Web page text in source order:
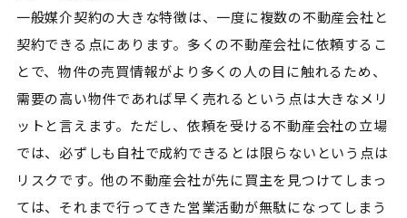
一般媒介契約の大きな特徴は、一度に複数の不動産会社と
契約できる点にあります。多くの不動産会社に依頼するこ
とで、物件の売買情報がより多くの人の目に触れるため、
需要の高い物件であれば早く売れるという点は大きなメリ
ットと言えます。ただし、依頼を受ける不動産会社の立場
では、必ずしも自社で成約できるとは限らないという点は
リスクです。他の不動産会社が先に買主を見つけてしまっ
ては、それまで行ってきた営業活動が無駄になってしまう